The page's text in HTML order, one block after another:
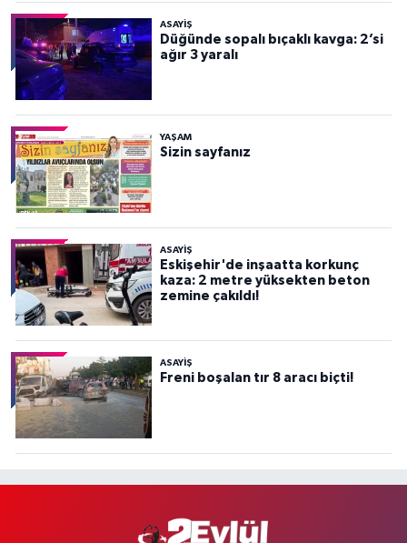
ASAYİŞ
Düğünde sopalı bıçaklı kavga: 2’si
ağır 3 yaralı
YAŞAM
Sizin sayfanız
ASAYİŞ
Eskişehir'de inşaatta korkunç
kaza: 2 metre yüksekten beton
zemine çakıldı!
ASAYİŞ
Freni boşalan tır 8 aracı biçti!